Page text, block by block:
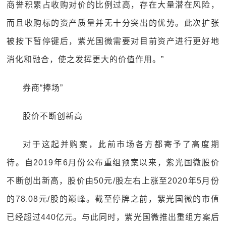
商誉积累占收购对价的比例过高，存在大量潜在风险，
而且收购标的资产质量并无十分突出的优势。此次扩张
被按下暂停键后，紫光国微需要对目前资产进行更好地
消化和融合，使之发挥更大的价值作用。”
券商“捧场”
股价不断创新高
对于这起并购案，此前市场各方都寄予了高度期
待。自2019年6月份公布重组预案以来，紫光国微股价
不断创出新高，股价由50元/股左右上涨至2020年5月份
的78.08元/股的巅峰。截至停牌之前，紫光国微的市值
已经超过440亿元。与此同时，紫光国微推出重组方案后